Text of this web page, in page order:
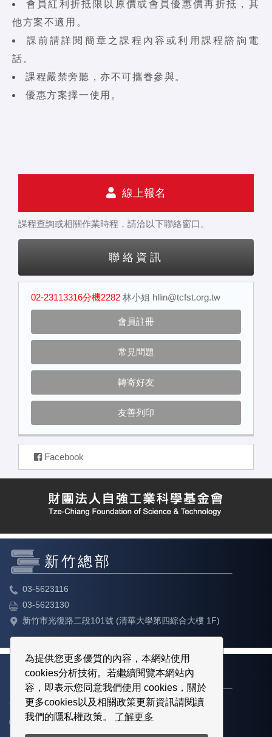
為提供您更多優質的內容，本網站使用
cookies分析技術。若繼續閱覽本網站內
容，即表示您同意我們使用 cookies，關於
更多cookies以及相關政策更新資訊請閱讀
我們的隱私權政策。 了解更多
會員紅利折抵限以原價或會員優惠價再折抵，其
他方案不適用。
課前請詳閱簡章之課程內容或利用課程諮詢電
話。
課程嚴禁旁聽，亦不可攜眷參與。
優惠方案擇一使用。
線上報名
課程查詢或相關作業時程，請洽以下聯絡窗口。
聯絡資訊
02-23113316分機2282 林小姐 hllin@tcfst.org.tw
會員註冊
常見問題
轉寄好友
友善列印
Facebook
新竹總部
03-5623116
03-5623130
新竹市光復路二段101號 (清華大學第四綜合大樓 1F)
台北教育中心
02-23113316
02-23113317